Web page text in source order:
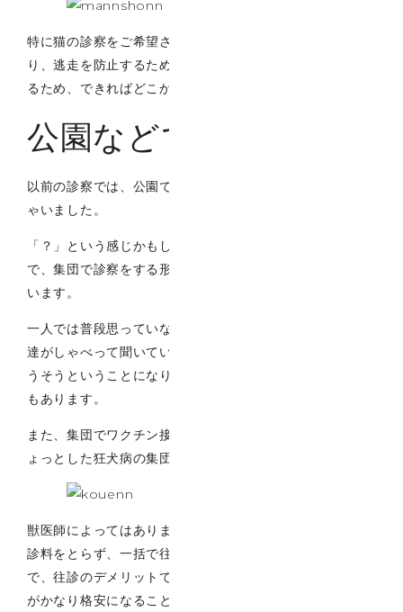
特に猫の診察をご希望されるのであれば、前に書いた通
り、逃走を防止するため、密閉された空間の方が適してい
るため、できればどこかの部屋などがいいと思います。
公園などで行う
以前の診察では、公園でご希望された飼い主様もいらっし
ゃいました。
「？」という感じかもしれませんが、お友達の犬を呼ん
で、集団で診察をする形だったので、非常に良かったとも
います。
一人では普段思っていないような相談事や悩み事も、お友
達がしゃべって聞いているのをみて、そう言えばうちもそ
うそうということになり、ワイワイしながら診察した記憶
もあります。
また、集団でワクチン接種をご希望されたこともあり、ち
ょっとした狂犬病の集団接種のような雰囲気でした。
獣医師によってはありますが、そういった場合、個別に往
診料をとらず、一括で往診料を設定るすることもあるの
で、往診のデメリットである、別途往診料が負担というの
がかなり格安になることもあります。